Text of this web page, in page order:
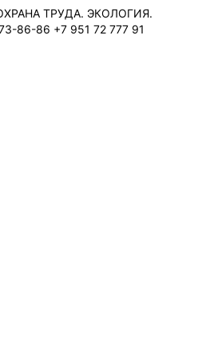
ТРУДА. ЭКОЛОГИЯ.
86-86 +7 951 72 777 91